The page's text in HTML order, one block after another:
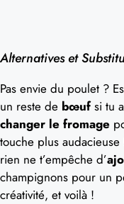
Alternatives et
Pas envie du poulet ?
un reste de bœufsi tu
changer le fromage
touche plus
rien ne t’empêche d’
champignons pour un
créativité, et voilà !